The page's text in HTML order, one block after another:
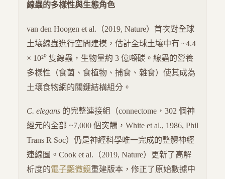
線蟲的多樣性與生態角色
van den Hoogen et al.（2019, Nature）首次對全球
土壤線蟲進行空間建模，估計全球土壤中有 ~4.4
× 10²⁰ 隻線蟲，生物量約 3 億噸碳。線蟲的營養
多樣性（食菌、食植物、捕食、雜食）使其成為
土壤食物網的關鍵結構組分。
C. elegans 的完整連接組（connectome，302 個神
經元的全部 ~7,000 個突觸，White et al., 1986, Phil
Trans R Soc）仍是神經科學唯一完成的整體神經
連線圖。Cook et al.（2019, Nature）更新了高解
析度的電子顯微鏡重建版本，修正了原始數據中